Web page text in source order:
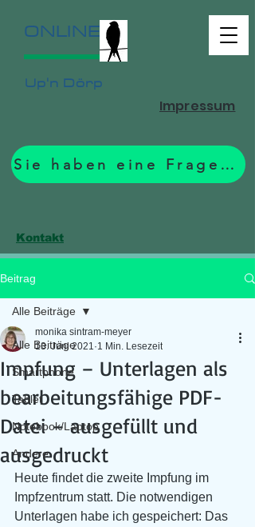
ONLINE
Up'n Dörp
Sie haben eine Frage? Zum Formular.
Impressum
Kontakt
Beitrag
Alle Beiträge
Smartphone
Tablet
Notebook/Laptop
Andere
Alle Beiträge
Impfung – Unterlagen als
bearbeitungsfähige PDF-
Datei – ausgefüllt und
ausgedruckt
monika sintram-meyer
13. Juni 2021 1 Min. Lesezeit
Heute findet die zweite Impfung im
Impfzentrum statt. Die notwendigen
Unterlagen habe ich gespeichert: Das